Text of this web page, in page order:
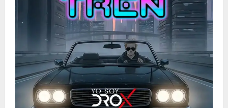
i
o
n